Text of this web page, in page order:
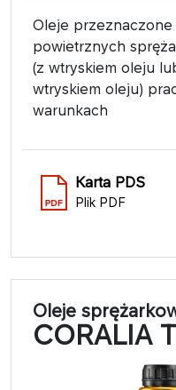
Oleje przeznaczone
powietrznych
(z wtryskiem oleju
wtryskiem oleju)
warunkach
Karta PDS
Plik PDF
Oleje
CORALIA